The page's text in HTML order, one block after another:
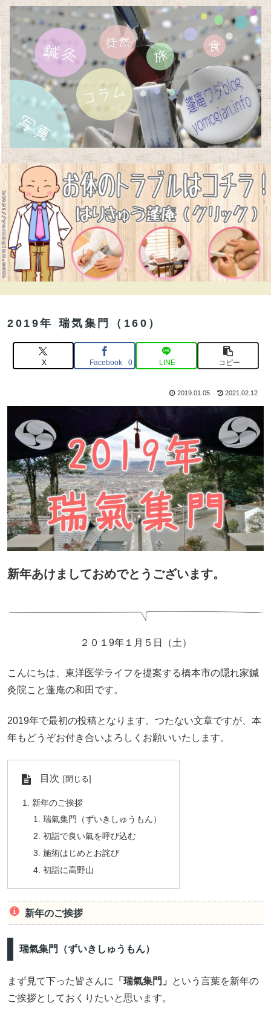
2019年 瑞気集門（160）
X Facebook 0 LINE コピー
2019.01.05 2021.02.12
新年あけましておめでとうございます。
２０１9年１月５日（土）
こんにちは、東洋医学ライフを提案する橋本市の隠れ家鍼
灸院こと蓬庵の和田です。
2019年で最初の投稿となります。つたない文章ですが、本
年もどうぞお付き合いよろしくお願いいたします。
目次
新年のご挨拶
瑞氣集門（ずいきしゅうもん）
初詣で良い氣を呼び込む
施術はじめとお詫び
初詣に高野山
新年のご挨拶
瑞氣集門（ずいきしゅうもん）
まず見て下った皆さんに 「瑞氣集門」
という言葉を新年の
ご挨拶としておくりたいと思います。